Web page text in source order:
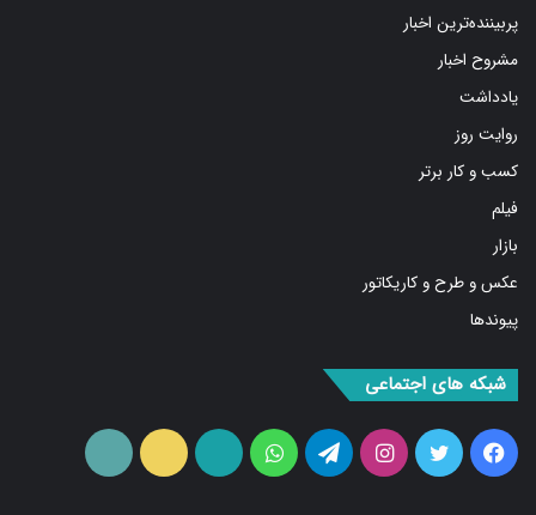
پربیننده‌ترین اخبار
مشروح اخبار
یادداشت
روایت روز
کسب و کار برتر
فیلم
بازار
عکس و طرح و کاریکاتور
پیوندها
شبکه های اجتماعی
فیس
توییتر اینستاگرامتلگرام واتس
آپارات ایتا